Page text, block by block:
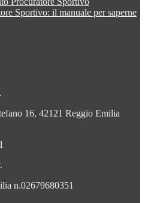
Sportivo: il manuale per saperne
16, 42121 Reggio Emilia
n.02679680351